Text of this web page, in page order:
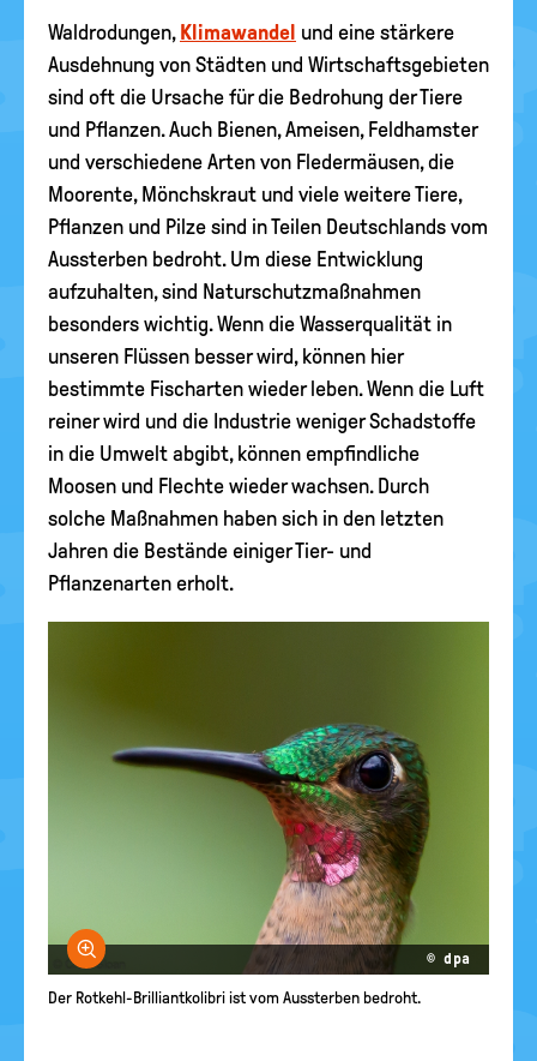
Waldrodungen, Klimawandel und eine stärkere
Ausdehnung von Städten und Wirtschaftsgebieten
sind oft die Ursache für die Bedrohung der Tiere
und Pflanzen. Auch Bienen, Ameisen, Feldhamster
und verschiedene Arten von Fledermäusen, die
Moorente, Mönchskraut und viele weitere Tiere,
Pflanzen und Pilze sind in Teilen Deutschlands vom
Aussterben bedroht. Um diese Entwicklung
aufzuhalten, sind Naturschutzmaßnahmen
besonders wichtig. Wenn die Wasserqualität in
unseren Flüssen besser wird, können hier
bestimmte Fischarten wieder leben. Wenn die Luft
reiner wird und die Industrie weniger Schadstoffe
in die Umwelt abgibt, können empfindliche
Moosen und Flechte wieder wachsen. Durch
solche Maßnahmen haben sich in den letzten
Jahren die Bestände einiger Tier- und
Pflanzenarten erholt.
Bild vergrößern
© dpa
Der Rotkehl-Brilliantkolibri ist vom Aussterben bedroht.